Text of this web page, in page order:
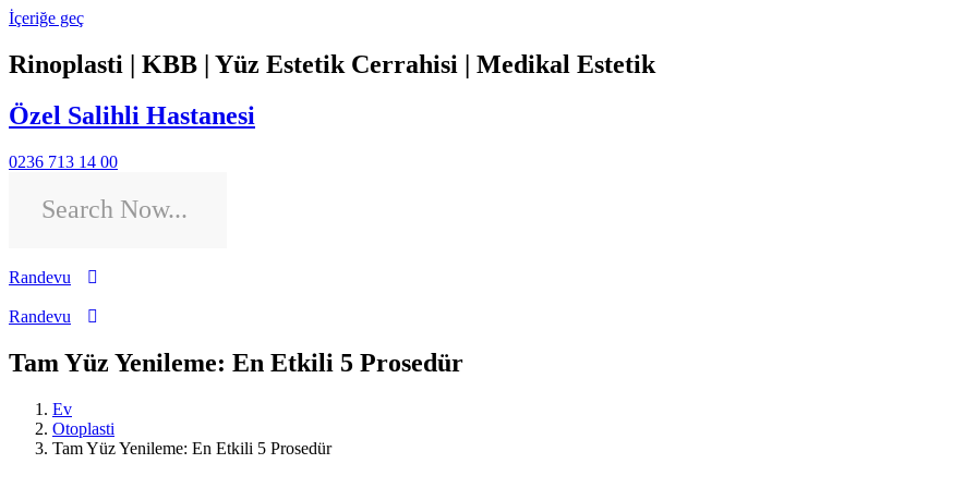
İçeriğe geç
Rinoplasti | KBB | Yüz Estetik Cerrahisi | Medikal Estetik
Özel Salihli Hastanesi
0236 713 14 00
Randevu
Randevu
Tam Yüz Yenileme: En Etkili 5 Prosedür
Ev
Otoplasti
Tam Yüz Yenileme: En Etkili 5 Prosedür